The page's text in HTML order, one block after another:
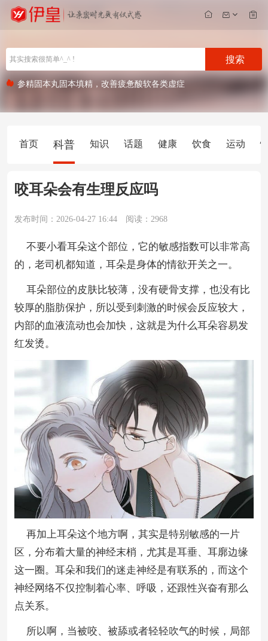
搜索
参精固本丸固本填精，改善疲惫酸软各类虚症
首页 科普 知识 话题 健康 饮食 运动
咬耳朵会有生理反应吗
发布时间：2026-04-27 16:44 阅读：2968
不要小看耳朵这个部位，它的敏感指数可以非常高
的，老司机都知道，耳朵是身体的情欲开关之一。
耳朵部位的皮肤比较薄，没有硬骨支撑，也没有比
较厚的脂肪保护，所以受到刺激的时候会反应较大，
内部的血液流动也会加快，这就是为什么耳朵容易发
红发烫。
再加上耳朵这个地方啊，其实是特别敏感的一片
区，分布着大量的神经末梢，尤其是耳垂、耳廓边缘
这一圈。耳朵和我们的迷走神经是有联系的，而这个
神经网络不仅控制着心率、呼吸，还跟性兴奋有那么
点关系。
所以啊，当被咬、被舔或者轻轻吹气的时候，局部